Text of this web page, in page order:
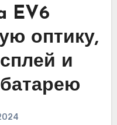
EV6
оптику,
и